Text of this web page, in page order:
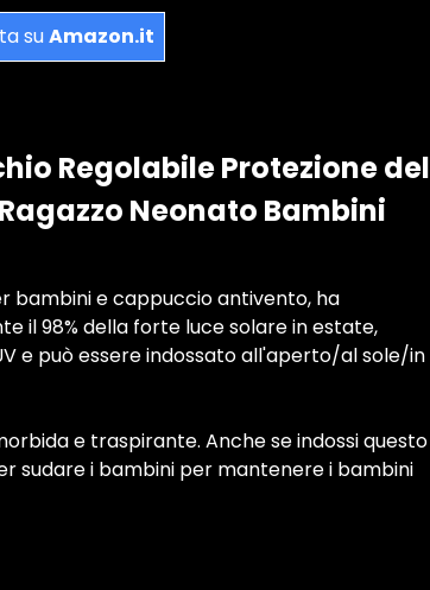
suAmazon.it
Regolabile Protezione del
Neonato Bambini
bambini e cappuccio antivento, ha
il 98% della forte luce solare in estate,
e può essere indossato all'aperto/al sole/in
e traspirante. Anche se indossi questo
sudare i bambini per mantenere i bambini